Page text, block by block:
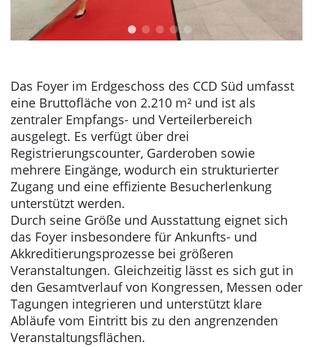
Das Foyer im Erdgeschoss des CCD Süd umfasst
eine Bruttofläche von 2.210 m² und ist als
zentraler Empfangs- und Verteilerbereich
ausgelegt. Es verfügt über drei
Registrierungscounter, Garderoben sowie
mehrere Eingänge, wodurch ein strukturierter
Zugang und eine effiziente Besucherlenkung
unterstützt werden.
Durch seine Größe und Ausstattung eignet sich
das Foyer insbesondere für Ankunfts- und
Akkreditierungsprozesse bei größeren
Veranstaltungen. Gleichzeitig lässt es sich gut in
den Gesamtverlauf von Kongressen, Messen oder
Tagungen integrieren und unterstützt klare
Abläufe vom Eintritt bis zu den angrenzenden
Veranstaltungsflächen.